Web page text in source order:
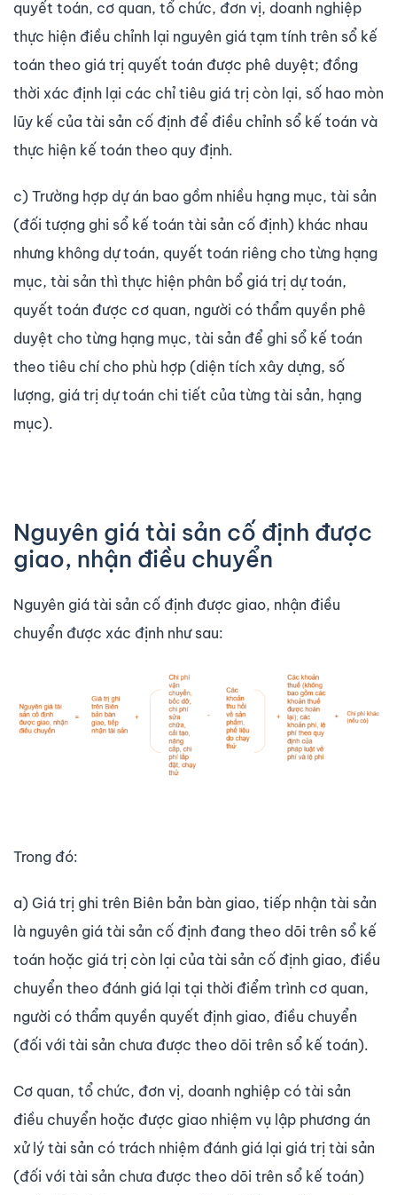
quyết toán, cơ quan, tổ chức, đơn vị, doanh nghiệp
thực hiện điều chỉnh lại nguyên giá tạm tính trên sổ kế
toán theo giá trị quyết toán được phê duyệt; đồng
thời xác định lại các chỉ tiêu giá trị còn lại, số hao mòn
lũy kế của tài sản cố định để điều chỉnh sổ kế toán và
thực hiện kế toán theo quy định.
c) Trường hợp dự án bao gồm nhiều hạng mục, tài sản
(đối tượng ghi sổ kế toán tài sản cố định) khác nhau
nhưng không dự toán, quyết toán riêng cho từng hạng
mục, tài sản thì thực hiện phân bổ giá trị dự toán,
quyết toán được cơ quan, người có thẩm quyền phê
duyệt cho từng hạng mục, tài sản để ghi sổ kế toán
theo tiêu chí cho phù hợp (diện tích xây dựng, số
lượng, giá trị dự toán chi tiết của từng tài sản, hạng
mục).
Nguyên giá tài sản cố định được
giao, nhận điều chuyển
Nguyên giá tài sản cố định được giao, nhận điều
chuyển được xác định như sau:
Trong đó:
a) Giá trị ghi trên Biên bản bàn giao, tiếp nhận tài sản
là nguyên giá tài sản cố định đang theo dõi trên sổ kế
toán hoặc giá trị còn lại của tài sản cố định giao, điều
chuyển theo đánh giá lại tại thời điểm trình cơ quan,
người có thẩm quyền quyết định giao, điều chuyển
(đối với tài sản chưa được theo dõi trên sổ kế toán).
Cơ quan, tổ chức, đơn vị, doanh nghiệp có tài sản
điều chuyển hoặc được giao nhiệm vụ lập phương án
xử lý tài sản có trách nhiệm đánh giá lại giá trị tài sản
(đối với tài sản chưa được theo dõi trên sổ kế toán)